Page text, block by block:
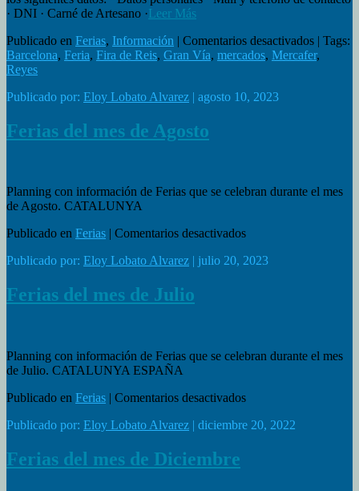
· DNI · Carné de Artesano ·Leer Más
Publicado en Ferias, Información | Comentarios desactivadosen
Participa
Vía
de
| Tags:
Barcelona, Feria, Fira de Reis, Gran Vía, mercados, Mercafer,
Reyes
Publicado por: Eloy Lobato Alvarez | agosto 10, 2023
Ferias del mes de Agosto
Planning con información de Ferias que se celebran durante el mes
de Agosto. CATALUNYA
Publicado en Ferias | Comentarios desactivadosen
del
Publicado por: Eloy Lobato Alvarez | julio 20, 2023
Ferias del mes de Julio
Planning con información de Ferias que se celebran durante el mes
de Julio. CATALUNYA ESPAÑA
Publicado en Ferias | Comentarios desactivadosen
del
Publicado por: Eloy Lobato Alvarez | diciembre 20, 2022
Ferias del mes de Diciembre